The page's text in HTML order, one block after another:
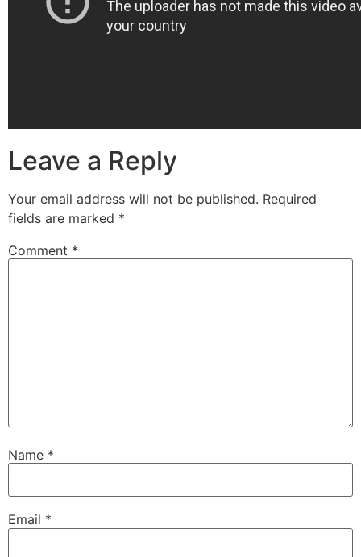
Leave a Reply
Your email address will not be published. Required
fields are marked *
Comment *
Name *
Email *